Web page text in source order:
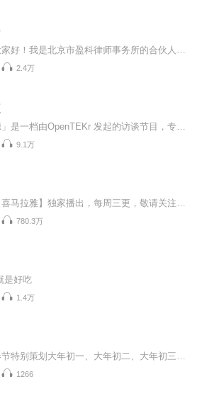
2.4万
9.1万
780.3万
是好吃
1.4万
1266